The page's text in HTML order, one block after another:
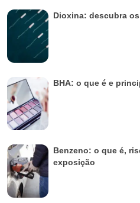
Dioxina: descubra
BHA: o que é e
Benzeno: o que é,
exposição